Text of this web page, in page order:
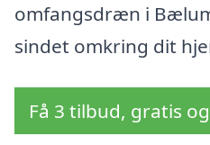
omfangsdræn i
sindet omkring dit
Få 3 tilbud, gratis